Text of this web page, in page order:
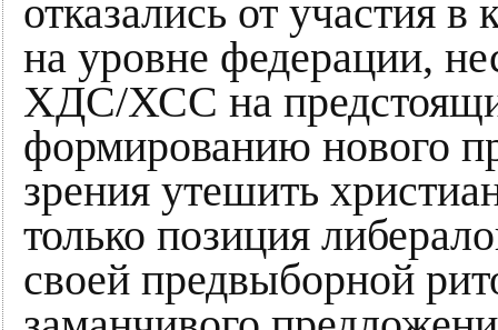
отказались от участия
на уровне федерации,
ХДС/ХСС на
формированию нового
зрения утешить
только позиция
своей предвыборной